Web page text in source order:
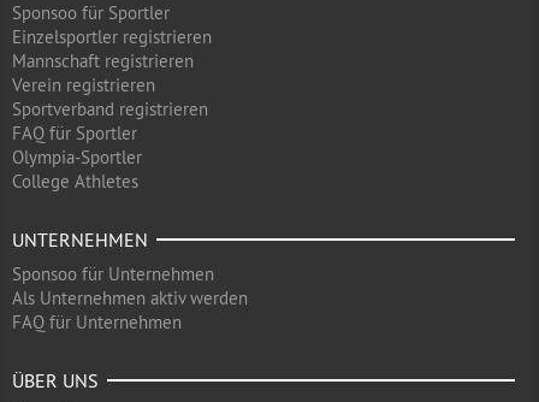
Sponsoo für Sportler
Einzelsportler registrieren
Mannschaft registrieren
Verein registrieren
Sportverband registrieren
FAQ für Sportler
Olympia-Sportler
College Athletes
UNTERNEHMEN
Sponsoo für Unternehmen
Als Unternehmen aktiv werden
FAQ für Unternehmen
ÜBER UNS